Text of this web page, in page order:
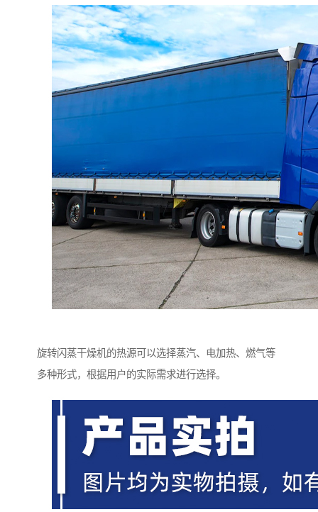
旋转闪蒸干燥机的热源可以选择蒸汽、电加热、燃气等
多种形式，根据用户的实际需求进行选择。